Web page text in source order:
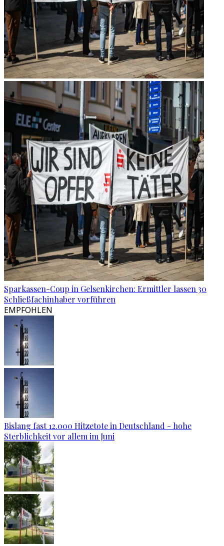
Sparkassen-Coup in Gelsenkirchen: Ermittler lassen 30
Schließfachinhaber vorführen
EMPFOHLEN
Bislang fast 12.000 Hitzetote in Deutschland - hohe
Sterblichkeit vor allem im Juni